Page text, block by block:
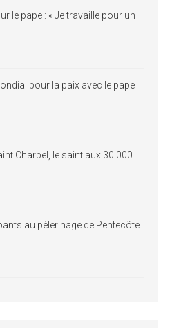
le pape : « Je travaille pour un
pour la paix avec le pape
Charbel, le saint aux 30 000
au pèlerinage de Pentecôte